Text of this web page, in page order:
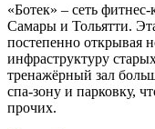
«Ботек» – сеть
Самары и Тольятти.
постепенно открывая
инфраструктуру
тренажёрный зал
спа-зону и парковку,
прочих.